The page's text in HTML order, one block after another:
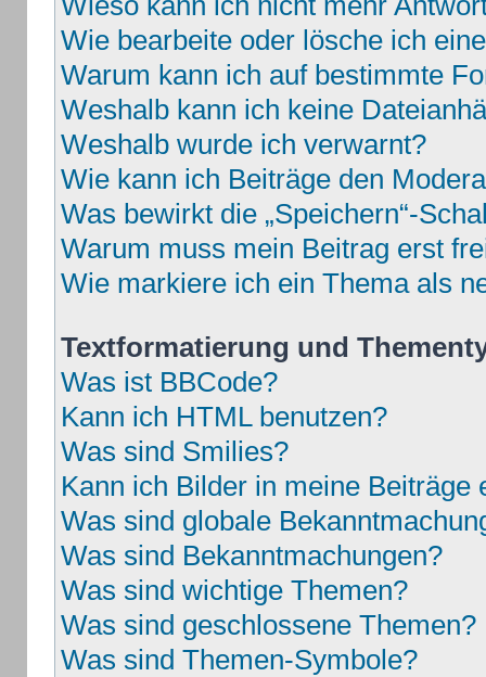
Wie bearbeite oder lösche ich
Warum kann ich auf bestimmte
Weshalb kann ich keine
Weshalb wurde ich verwarnt?
Wie kann ich Beiträge den
Was bewirkt die „Speichern“-
Warum muss mein Beitrag erst
Wie markiere ich ein Thema als
Textformatierung und
Was ist BBCode?
Kann ich HTML benutzen?
Was sind Smilies?
Kann ich Bilder in meine Beiträge
Was sind globale
Was sind Bekanntmachungen?
Was sind wichtige Themen?
Was sind geschlossene Themen?
Was sind Themen-Symbole?